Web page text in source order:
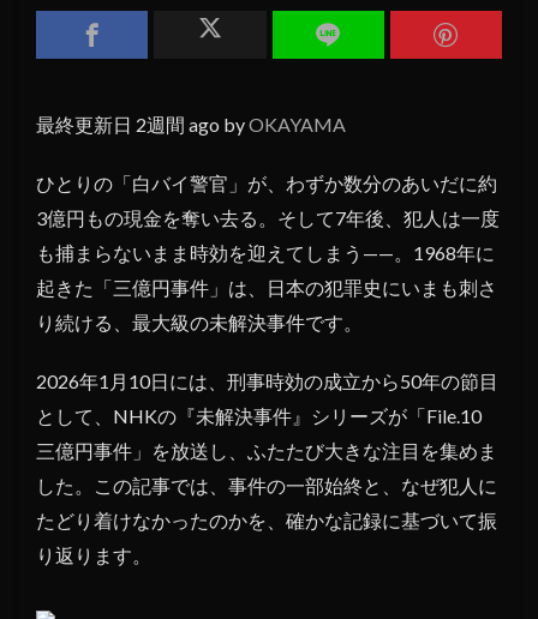
最終更新日 2週間 ago byOKAYAMA
ひとりの「白バイ警官」が、わずか数分のあいだに約
3億円もの現金を奪い去る。そして7年後、犯人は一度
も捕まらないまま時効を迎えてしまう——。1968年に
起きた「三億円事件」は、日本の犯罪史にいまも刺さ
り続ける、最大級の未解決事件です。
2026年1月10日には、刑事時効の成立から50年の節目
として、NHKの『未解決事件』シリーズが「File.10
三億円事件」を放送し、ふたたび大きな注目を集めま
した。この記事では、事件の一部始終と、なぜ犯人に
たどり着けなかったのかを、確かな記録に基づいて振
り返ります。